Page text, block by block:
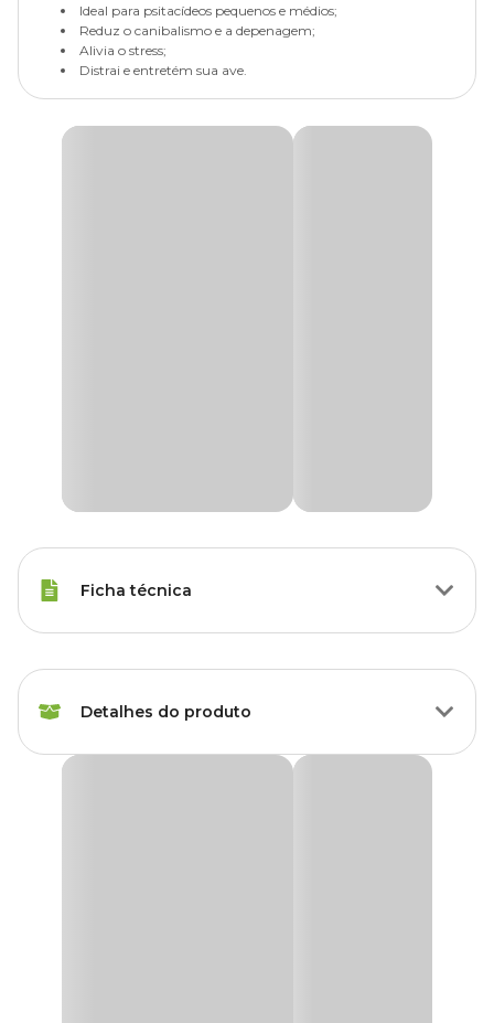
Ideal para psitacídeos pequenos e médios;
Reduz o canibalismo e a depenagem;
Alivia o stress;
Distrai e entretém sua ave.
Ficha técnica
Gênero
Detalhes do produto